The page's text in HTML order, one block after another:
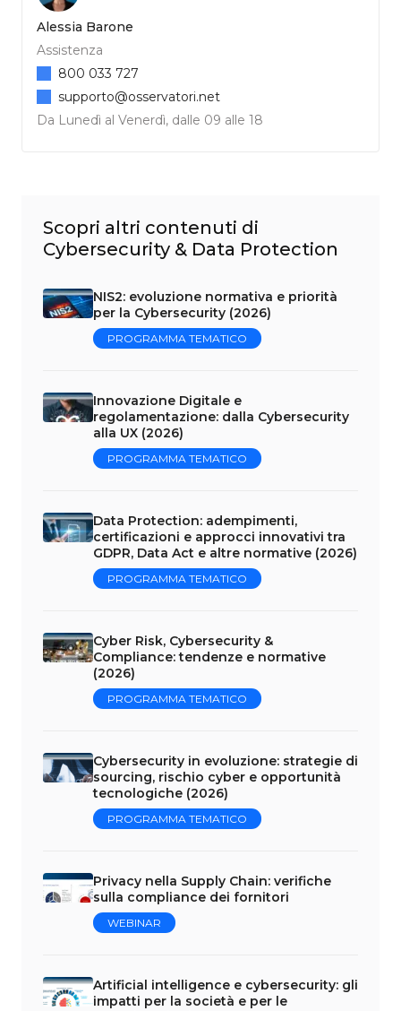
Alessia Barone
Assistenza
Da Lunedì al Venerdì, dalle 09 alle 18
800 033 727
supporto@osservatori.net
Scopri altri contenuti di
Cybersecurity & Data Protection
NIS2: evoluzione normativa e priorità
per la Cybersecurity (2026)
PROGRAMMA TEMATICO
Innovazione Digitale e
regolamentazione: dalla Cybersecurity
alla UX (2026)
PROGRAMMA TEMATICO
Data Protection: adempimenti,
certificazioni e approcci innovativi tra
GDPR, Data Act e altre normative (2026)
PROGRAMMA TEMATICO
Cyber Risk, Cybersecurity &
Compliance: tendenze e normative
(2026)
PROGRAMMA TEMATICO
Cybersecurity in evoluzione: strategie di
sourcing, rischio cyber e opportunità
tecnologiche (2026)
PROGRAMMA TEMATICO
Privacy nella Supply Chain: verifiche
sulla compliance dei fornitori
WEBINAR
Artificial intelligence e cybersecurity: gli
impatti per la società e per le